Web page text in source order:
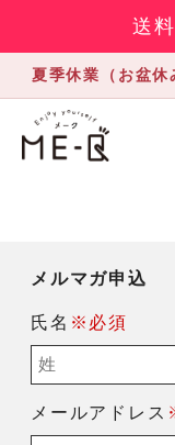
送
夏季休業（お盆
メルマガ申込
氏名 ※必須
メールアドレス